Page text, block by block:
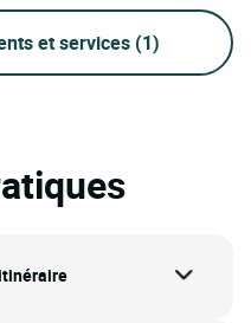
et services (1)